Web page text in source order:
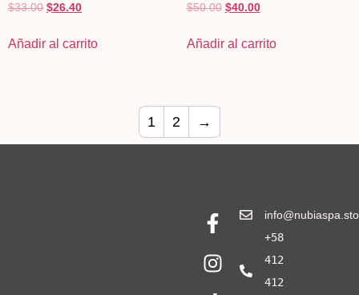
$33.00 $26.40
Añadir al carrito
$50.00 $40.00
Añadir al carrito
1 2 →
+58
412
412